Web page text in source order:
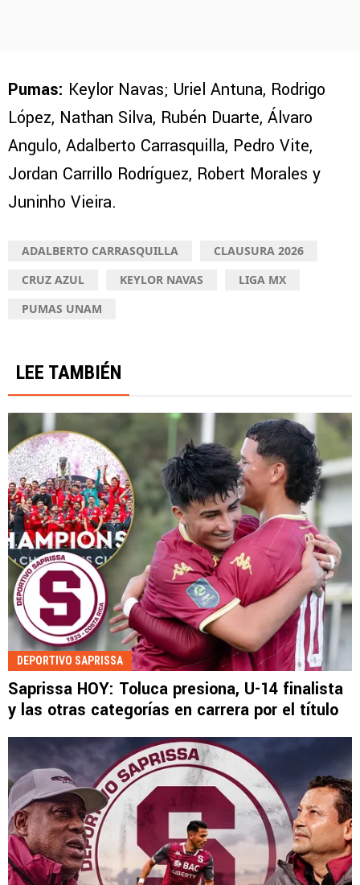
Pumas: Keylor Navas; Uriel Antuna, Rodrigo
López, Nathan Silva, Rubén Duarte, Álvaro
Angulo, Adalberto Carrasquilla, Pedro Vite,
Jordan Carrillo Rodríguez, Robert Morales y
Juninho Vieira.
ADALBERTO CARRASQUILLA
CLAUSURA 2026
CRUZ AZUL
KEYLOR NAVAS
LIGA MX
PUMAS UNAM
LEE TAMBIÉN
DEPORTIVO SAPRISSA
Saprissa HOY: Toluca presiona, U-14 finalista
y las otras categorías en carrera por el título